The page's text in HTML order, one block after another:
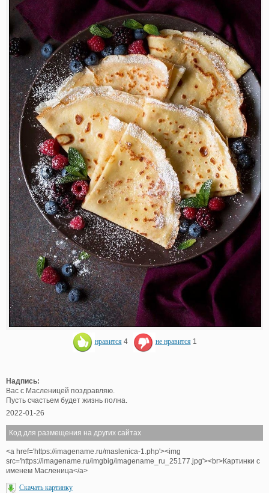
нравится 4 не нравится 1
Надпись:
Вас с Масленицей поздравляю.
Пусть счастьем будет жизнь полна.
2022-01-26
Код для размещения на других сайтах
<a href='https://imagename.ru/maslenica-1.php'><img
src='https://imagename.ru/imgbig/imagename_ru_25177.jpg'><br>Картинки с
именем Масленица</a>
Скачать картинку